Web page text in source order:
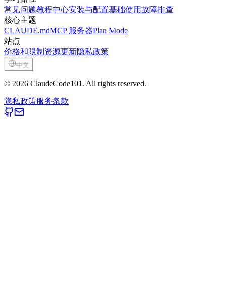
常见问题教程中心安装与配置基础使用故障排查
核心主题
CLAUDE.mdMCP 服务器Plan Mode
站点
价格和限制 资源更新隐私政策
中文
© 2026 ClaudeCode101. All rights reserved.
隐私政策服务条款